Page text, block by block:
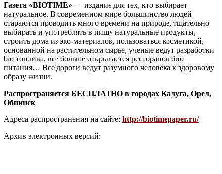
Газета «BIOTIME» — издание для тех, кто выбирает
натуральное. В современном мире большинство людей
стараются проводить много времени на природе, тщательно
выбирать и употреблять в пищу натуральные продукты,
строить дома из эко-материалов, пользоваться косметикой,
основанной на растительном сырье, ученые ведут разработки
bio топлива, все больше открывается ресторанов био
питания… Все дороги ведут разумного человека к здоровому
образу жизни.
Распространяется БЕСПЛАТНО в городах Калуга, Орел,
Обнинск
Адреса распространения на сайте: http://biotimepaper.ru/
Архив электронных версий: